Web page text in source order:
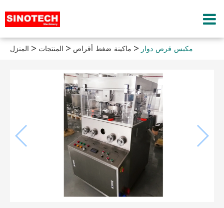
المنزل المنتجات ماكينة ضغط أقراص مكبس قرص دوار